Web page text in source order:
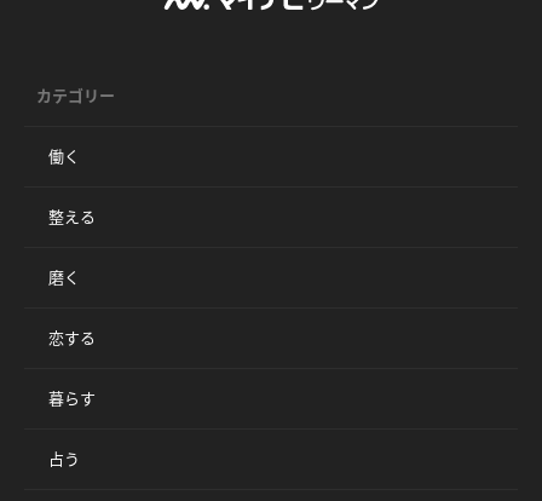
カテゴリー
働く
整える
磨く
恋する
暮らす
占う